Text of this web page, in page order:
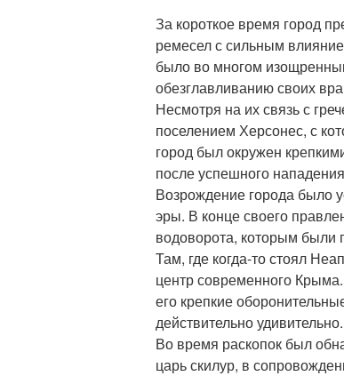
За короткое время город
ремесел с сильным
было во многом
обезглавливанию своих
Несмотря на их связь с
поселением Херсонес, с
город был окружен
после успешного
Возрождение города было
эры. В конце своего
водоворота, которым были
Там, где когда-то стоял
центр современного
его крепкие
действительно удивительно.
Во время раскопок был
царь скилур, в